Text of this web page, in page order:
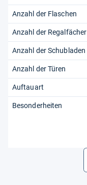
Anzahl der Flaschen
Anzahl der Regalfächer
Anzahl der Schubladen
Anzahl der Türen
Auftauart
Besonderheiten